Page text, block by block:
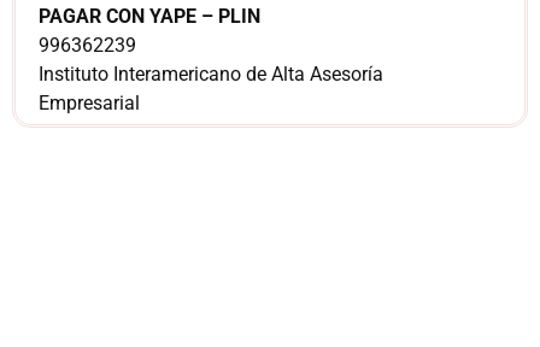
PAGAR CON YAPE – PLIN
996362239
Instituto Interamericano de Alta Asesoría
Empresarial